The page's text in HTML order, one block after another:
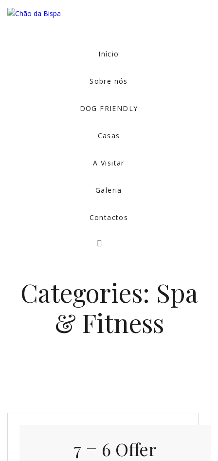
Início
Sobre nós
DOG FRIENDLY
Casas
A Visitar
Galeria
Contactos
Categories: Spa
& Fitness
7 = 6 Offer